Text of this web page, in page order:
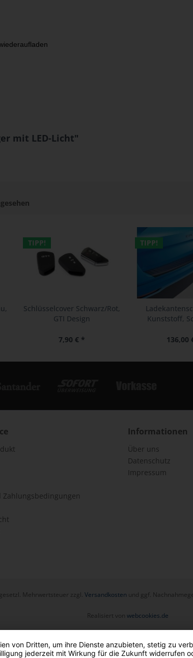
mit LED-Licht"
TIPP!
Schlüsselcover Schwarz/Rot,
GTI Design
7,90 € *
TIPP!
Kunststoff,
136,00
Zahlungsbedingungen
Informationen
Über uns
Datenschutz
Impressum
Mehrwertsteuer zzgl. Versandkosten und ggf.
Realisiert von webcookies.de
von Dritten, um ihre Dienste anzubieten, stetig zu
jederzeit mit Wirkung für die Zukunft widerrufen